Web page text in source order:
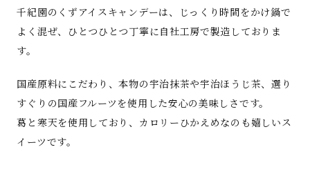
千紀園のくずアイスキャンデーは、じっくり時間をかけ鍋で
よく混ぜ、ひとつひとつ丁寧に自社工房で製造しておりま
す。
国産原料にこだわり、本物の宇治抹茶や宇治ほうじ茶、選り
すぐりの国産フルーツを使用した安心の美味しさです。
葛と寒天を使用しており、カロリーひかえめなのも嬉しいス
イーツです。